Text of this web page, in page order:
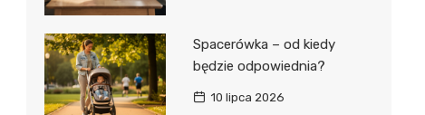
Spacerówka – od kiedy
będzie odpowiednia?
10 lipca 2026